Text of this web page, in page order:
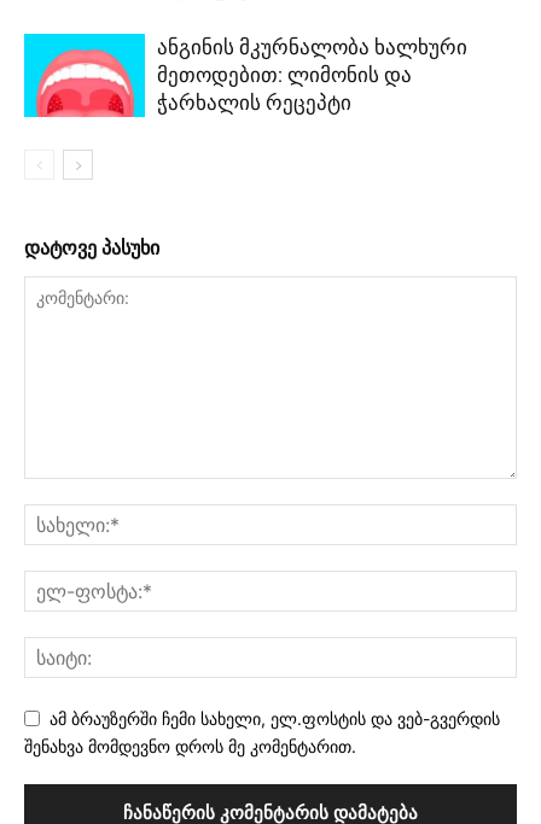
ანგინის მკურნალობა ხალხური
მეთოდებით: ლიმონის და
ჭარხალის რეცეპტი
დატოვე პასუხი
ამ ბრაუზერში ჩემი სახელი, ელ.ფოსტის და ვებ-გვერდის
შენახვა მომდევნო დროს მე კომენტარით.